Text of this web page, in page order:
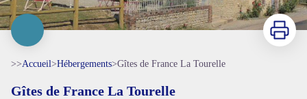
Imprimer
>>Accueil>Hébergements>Gîtes de France La Tourelle
Gîtes de France La Tourelle